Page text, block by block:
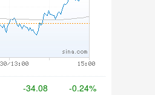
-34.08 -0.24%